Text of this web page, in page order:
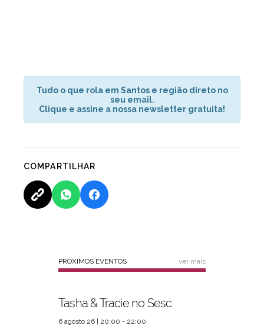
Tudo o que rola em Santos e região direto no
seu email.
Clique e assine a nossa newsletter gratuita!
COMPARTILHAR
PRÓXIMOS EVENTOS ver mais
Tasha & Tracie no Sesc
6 agosto 26 | 20:00 - 22:00